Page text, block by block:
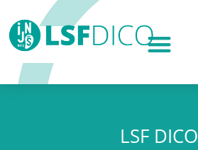
LSF DICO